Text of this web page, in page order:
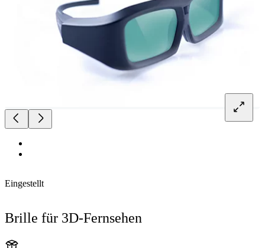
Eingestellt
Brille für 3D-Fernsehen